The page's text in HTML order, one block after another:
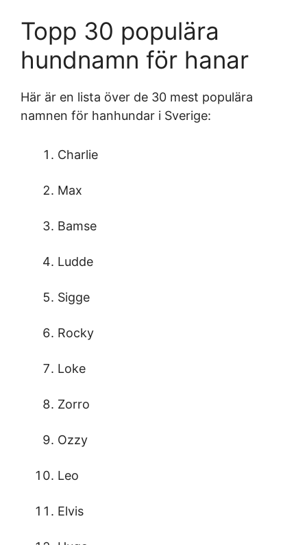
Topp 30 populära
hundnamn för hanar
Här är en lista över de 30 mest populära
namnen för hanhundar i Sverige:
Charlie
Max
Bamse
Ludde
Sigge
Rocky
Loke
Zorro
Ozzy
Leo
Elvis